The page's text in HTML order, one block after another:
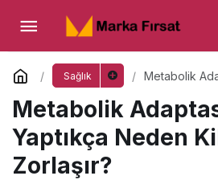
Sağlık
Metabolik
Zorlaşır?
Metabolik
Yaptıkça Neden
Zorlaşır?
Metabolik Adaptasyon:
Neden Kilo Vermek Zorlaşır?
Yorum Yap